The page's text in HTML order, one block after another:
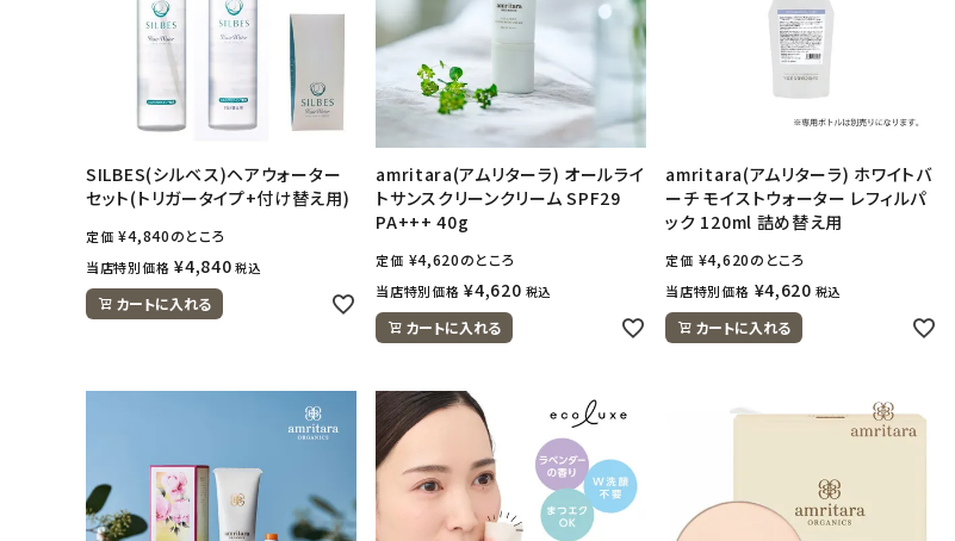
SILBES(シルベス)ヘアウォーター
セット(トリガータイプ+付け替え用)
定価 ¥4,840のところ
当店特別価格 ¥4,840 税込
カートに入れる
amritara(アムリターラ) オールライ
トサンスクリーンクリーム SPF29
PA+++ 40g
定価 ¥4,620のところ
当店特別価格 ¥4,620 税込
カートに入れる
amritara(アムリターラ) ホワイトバ
ーチ モイストウォーター レフィルパ
ック 120ml 詰め替え用
定価 ¥4,620のところ
当店特別価格 ¥4,620 税込
カートに入れる